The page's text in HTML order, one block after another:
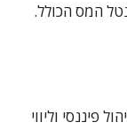
המס הכולל.
פיננסי וליווי